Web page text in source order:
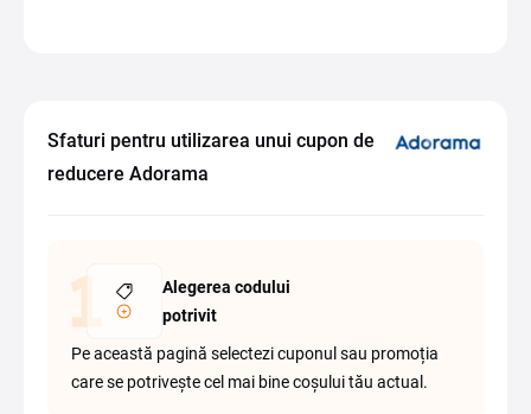
Sfaturi pentru utilizarea unui cupon de
reducere Adorama
Alegerea codului
potrivit
Pe această pagină selectezi cuponul sau promoția
care se potrivește cel mai bine coșului tău actual.